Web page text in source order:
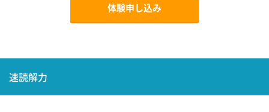
体験申し込み
速読解力